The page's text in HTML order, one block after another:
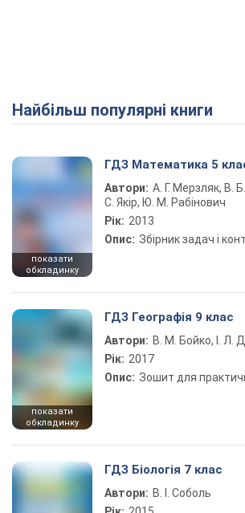
Найбільш популярні книги
показати
обкладинку
ГДЗ Математика 5
Автори: А. Г. Мерзляк, В.
С. Якір, Ю. М. Рабінович
Рік: 2013
Опис: Збірник задач і
показати
обкладинку
ГДЗ Географія 9 клас
Автори: В. М. Бойко, І. Л.
Рік: 2017
Опис: Зошит для
ГДЗ Біологія 7 клас
Автори: В. І. Соболь